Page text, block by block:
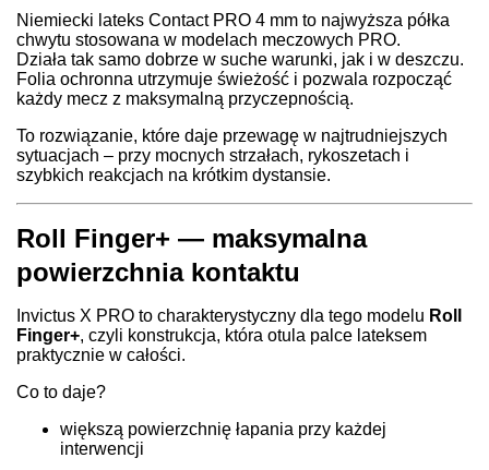
Niemiecki lateks Contact PRO 4 mm to najwyższa półka
chwytu stosowana w modelach meczowych PRO.
Działa tak samo dobrze w suche warunki, jak i w deszczu.
Folia ochronna utrzymuje świeżość i pozwala rozpocząć
każdy mecz z maksymalną przyczepnością.
To rozwiązanie, które daje przewagę w najtrudniejszych
sytuacjach – przy mocnych strzałach, rykoszetach i
szybkich reakcjach na krótkim dystansie.
Roll Finger+ — maksymalna
powierzchnia kontaktu
Invictus X PRO to charakterystyczny dla tego modelu Roll
Finger+, czyli konstrukcja, która otula palce lateksem
praktycznie w całości.
Co to daje?
większą powierzchnię łapania przy każdej
interwencji